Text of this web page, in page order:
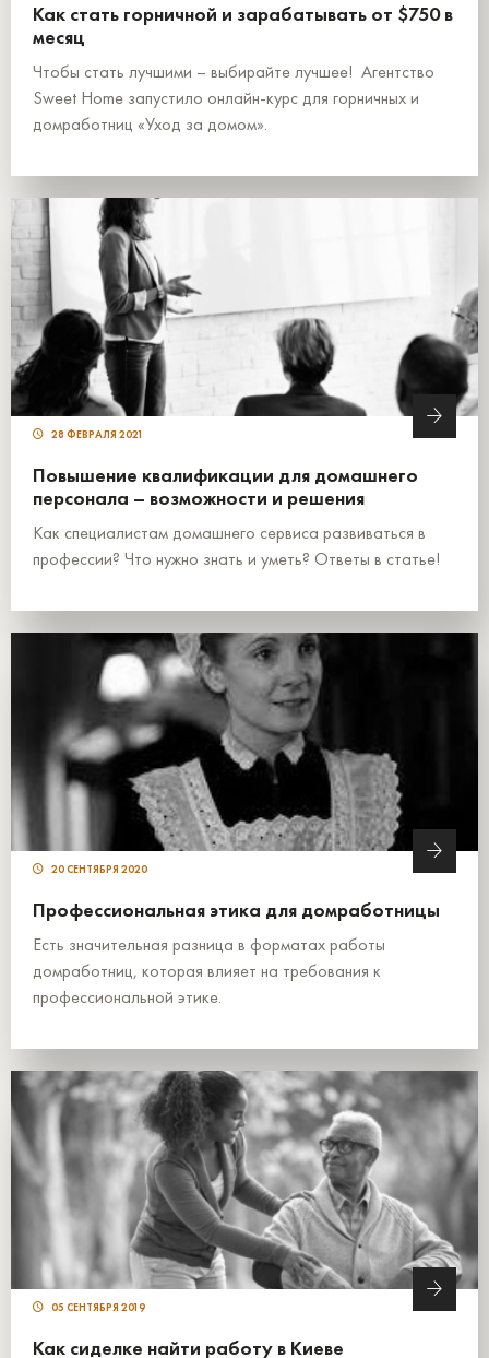
Как стать горничной и зарабатывать от $750 в
месяц
Чтобы стать лучшими – выбирайте лучшее! Агентство
Sweet Home запустило онлайн-курс для горничных и
домработниц «Уход за домом».
28 ФЕВРАЛЯ 2021
Повышение квалификации для домашнего
персонала – возможности и решения
Как специалистам домашнего сервиса развиваться в
профессии? Что нужно знать и уметь? Ответы в статье!
20 СЕНТЯБРЯ 2020
Профессиональная этика для домработницы
Есть значительная разница в форматах работы
домработниц, которая влияет на требования к
профессиональной этике.
05 СЕНТЯБРЯ 2019
Как сиделке найти работу в Киеве